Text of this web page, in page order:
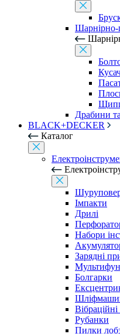
Шарнірно-
Драбини
BLACK+DECKER
Каталог
Імпакти
Дрилі
Набори
Зарядні
Болгарки
Рубанки
Пилки